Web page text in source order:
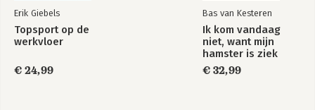
Erik Giebels
Topsport op de
werkvloer
€ 24,99
Bas van Kesteren
Ik kom vandaag
niet, want mijn
hamster is ziek
€ 32,99